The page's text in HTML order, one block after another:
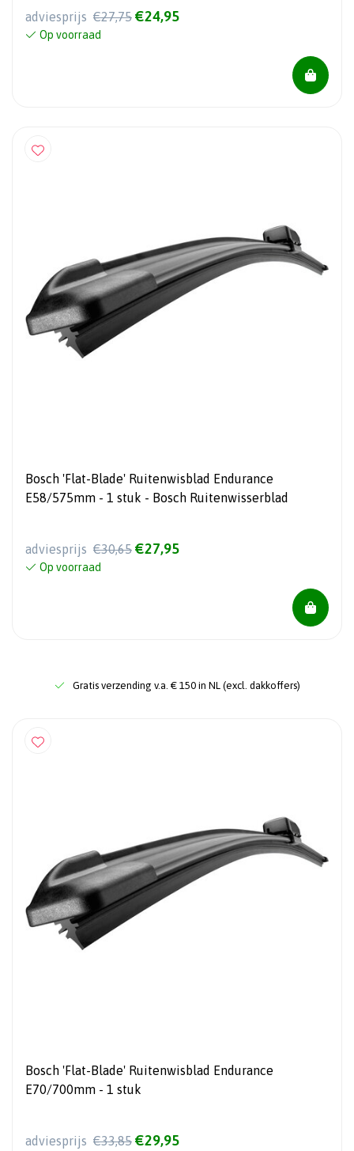
adviesprijs €27,75 €24,95
Op voorraad
Bosch 'Flat-Blade' Ruitenwisblad Endurance
E58/575mm - 1 stuk - Bosch Ruitenwisserblad
adviesprijs €30,65 €27,95
Op voorraad
Gratis verzending v.a. € 150 in NL (excl. dakkoffers)
Bosch 'Flat-Blade' Ruitenwisblad Endurance
E70/700mm - 1 stuk
adviesprijs €33,85 €29,95